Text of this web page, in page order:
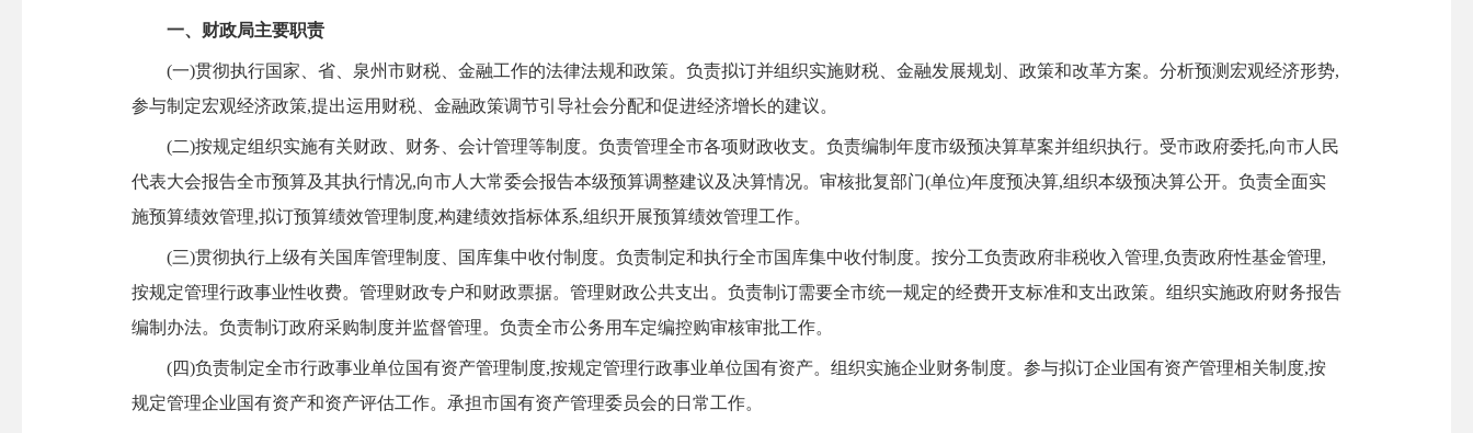
一、财政局主要职责
(一)贯彻执行国家、省、泉州市财税、金融工作的法律法规和政策。负责拟订并组织实施财税、金融发展规划、政策和改革方案。分析预测宏观经济形势,
参与制定宏观经济政策,提出运用财税、金融政策调节引导社会分配和促进经济增长的建议。
(二)按规定组织实施有关财政、财务、会计管理等制度。负责管理全市各项财政收支。负责编制年度市级预决算草案并组织执行。受市政府委托,向市人民
代表大会报告全市预算及其执行情况,向市人大常委会报告本级预算调整建议及决算情况。审核批复部门(单位)年度预决算,组织本级预决算公开。负责全面实
施预算绩效管理,拟订预算绩效管理制度,构建绩效指标体系,组织开展预算绩效管理工作。
(三)贯彻执行上级有关国库管理制度、国库集中收付制度。负责制定和执行全市国库集中收付制度。按分工负责政府非税收入管理,负责政府性基金管理,
按规定管理行政事业性收费。管理财政专户和财政票据。管理财政公共支出。负责制订需要全市统一规定的经费开支标准和支出政策。组织实施政府财务报告
编制办法。负责制订政府采购制度并监督管理。负责全市公务用车定编控购审核审批工作。
(四)负责制定全市行政事业单位国有资产管理制度,按规定管理行政事业单位国有资产。组织实施企业财务制度。参与拟订企业国有资产管理相关制度,按
规定管理企业国有资产和资产评估工作。承担市国有资产管理委员会的日常工作。